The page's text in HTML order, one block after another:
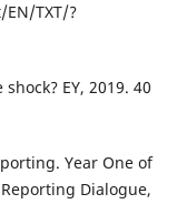
TXT/?
EY, 2019. 40
Year One of
Dialogue,